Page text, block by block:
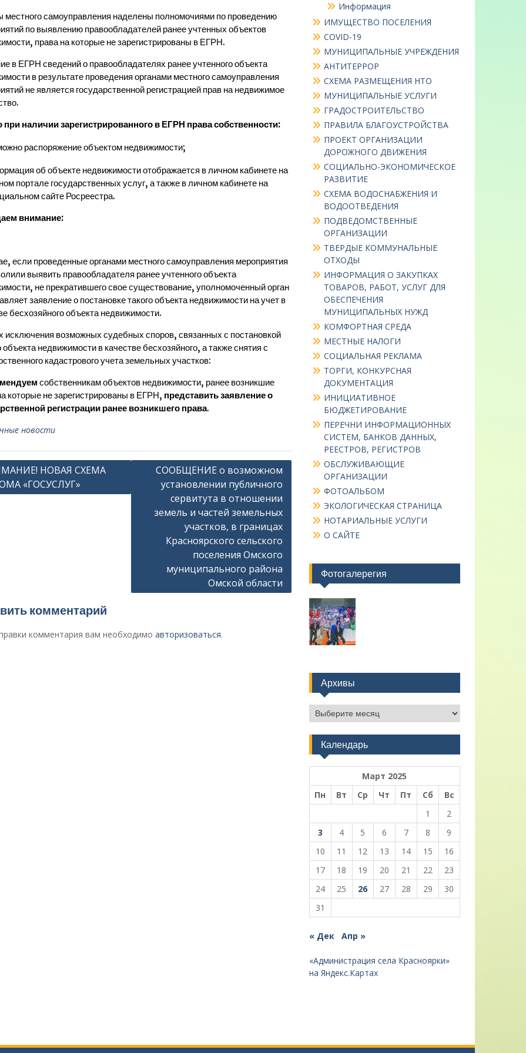
местного самоуправления наделены полномочиями по проведению
по выявлению правообладателей ранее учтенных объектов
права на которые не зарегистрированы в ЕГРН.
в ЕГРН сведений о правообладателях ранее учтенного объекта
в результате проведения органами местного самоуправления
не является государственной регистрацией прав на недвижимое
при наличии зарегистрированного в ЕГРН права собственности:
распоряжение объектом недвижимости;
об объекте недвижимости отображается в личном кабинете на
портале государственных услуг, а также в личном кабинете на
сайте Росреестра.
внимание:
если проведенные органами местного самоуправления мероприятия
выявить правообладателя ранее учтенного объекта
не прекратившего свое существование, уполномоченный орган
заявление о постановке такого объекта недвижимости на учет в
бесхозяйного объекта недвижимости.
исключения возможных судебных споров, связанных с постановкой
недвижимости в качестве бесхозяйного, а также снятия с
кадастрового учета земельных участков:
собственникам объектов недвижимости, ранее возникшие
которые не зарегистрированы в ЕГРН, представить заявление о
регистрации ранее возникшего права.
новости
НОВАЯ СХЕМА
«ГОСУСЛУГ»
СООБЩЕНИЕ о возможном
установлении публичного
сервитута в отношении
земель и частей земельных
участков, в границах
Красноярского сельского
поселения Омского
муниципального района
Омской области
комментарий
комментария вам необходимо авторизоваться.
Информация
ИМУЩЕСТВО ПОСЕЛЕНИЯ
COVID-19
МУНИЦИПАЛЬНЫЕ УЧРЕЖДЕНИЯ
АНТИТЕРРОР
СХЕМА РАЗМЕЩЕНИЯ НТО
МУНИЦИПАЛЬНЫЕ УСЛУГИ
ГРАДОСТРОИТЕЛЬСТВО
ПРАВИЛА БЛАГОУСТРОЙСТВА
ПРОЕКТ ОРГАНИЗАЦИИ
ДОРОЖНОГО ДВИЖЕНИЯ
СОЦИАЛЬНО-ЭКОНОМИЧЕСКОЕ
РАЗВИТИЕ
СХЕМА ВОДОСНАБЖЕНИЯ И
ВОДООТВЕДЕНИЯ
ПОДВЕДОМСТВЕННЫЕ
ОРГАНИЗАЦИИ
ТВЕРДЫЕ КОММУНАЛЬНЫЕ
ОТХОДЫ
ИНФОРМАЦИЯ О ЗАКУПКАХ
ТОВАРОВ, РАБОТ, УСЛУГ ДЛЯ
ОБЕСПЕЧЕНИЯ
МУНИЦИПАЛЬНЫХ НУЖД
КОМФОРТНАЯ СРЕДА
МЕСТНЫЕ НАЛОГИ
СОЦИАЛЬНАЯ РЕКЛАМА
ТОРГИ, КОНКУРСНАЯ
ДОКУМЕНТАЦИЯ
ИНИЦИАТИВНОЕ
БЮДЖЕТИРОВАНИЕ
ПЕРЕЧНИ ИНФОРМАЦИОННЫХ
СИСТЕМ, БАНКОВ ДАННЫХ,
РЕЕСТРОВ, РЕГИСТРОВ
ОБСЛУЖИВАЮЩИЕ
ОРГАНИЗАЦИИ
ФОТОАЛЬБОМ
ЭКОЛОГИЧЕСКАЯ СТРАНИЦА
НОТАРИАЛЬНЫЕ УСЛУГИ
О САЙТЕ
Фотогалерегия
Архивы
Архивы
Календарь
Март 2025
Пн
Вт Ср Чт Пт Сб
Вс
1
2
3
4 5 6 7 8
9
10
11 12 13 14 15
16
17
18 19 20 21 22
23
24
25 26 27 28 29
30
31
« Дек Апр »
«Администрация села Красноярки»
на Яндекс.Картах